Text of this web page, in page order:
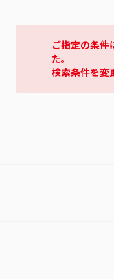
ご指定の条件
た。
検索条件を変